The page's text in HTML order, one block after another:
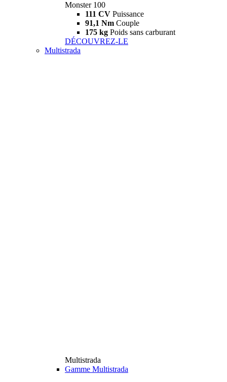
Monster 100
111 CV Puissance
91,1 Nm Couple
175 kg Poids sans carburant
DÉCOUVREZ-LE
Multistrada
Multistrada
Gamme Multistrada